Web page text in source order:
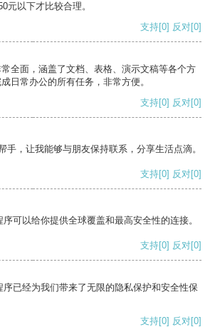
元以下才比较合理。
支持[0] 反对[0]
全面，涵盖了文档、表格、演示文稿等各个方
日常办公的所有任务，非常方便。
支持[0] 反对[0]
手，让我能够与朋友保持联系，分享生活点滴。
支持[0] 反对[0]
可以给你提供全球覆盖和最高安全性的连接。
支持[0] 反对[0]
已经为我们带来了无限的隐私保护和安全性保
支持[0] 反对[0]